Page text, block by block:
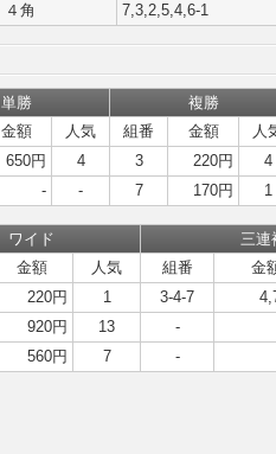
４角
7,3,2,5,4,6-1
単勝
複勝
金額 人気 組番 金額
人
650円 4 3 220円
4
- - 7 170円 1
ワイド
三連
金額 人気 組番
金
220円 1 3-4-7
920円 13
-
560円 7 -